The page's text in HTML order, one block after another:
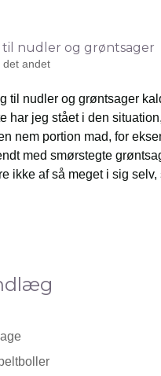
til nudler og grøntsager
det andet
til nudler og grøntsager
har jeg stået i den
nem portion mad, for
med smørstegte
ikke af så meget i sig selv,